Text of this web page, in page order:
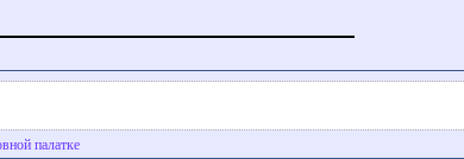
палатке